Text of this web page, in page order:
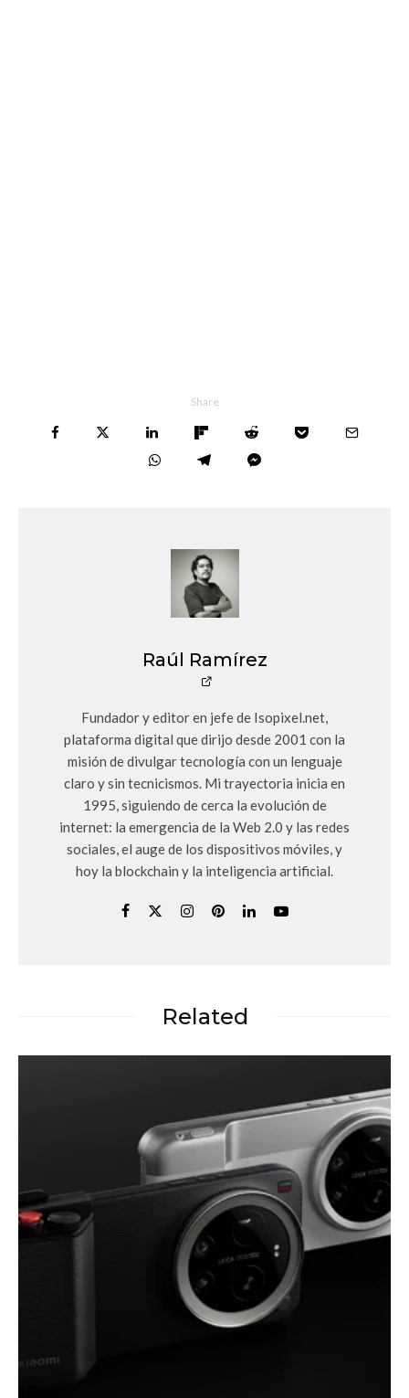
Share
Raúl Ramírez
Fundador y editor en jefe de Isopixel.net,
plataforma digital que dirijo desde 2001 con la
misión de divulgar tecnología con un lenguaje
claro y sin tecnicismos. Mi trayectoria inicia en
1995, siguiendo de cerca la evolución de
internet: la emergencia de la Web 2.0 y las redes
sociales, el auge de los dispositivos móviles, y
hoy la blockchain y la inteligencia artificial.
Related